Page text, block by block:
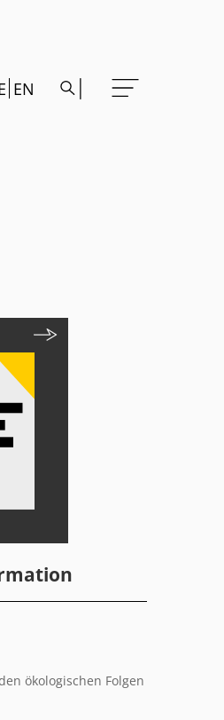
EN
ökologischen Folgen